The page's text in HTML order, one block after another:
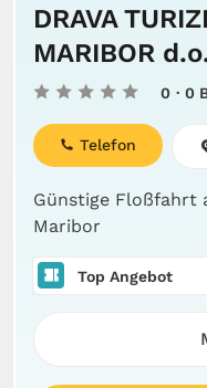
DRAVA
MARIBOR
0 · 0
Günstige Floßfahrt
Maribor
Telefon
Top Angebot